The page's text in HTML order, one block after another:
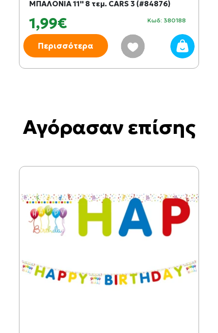
ΜΠΑΛΟΝΙΑ 11'' 8 τεμ. CARS 3 (#84876)
1,99€ Κωδ: 380188
Περισσότερα
Αγόρασαν επίσης